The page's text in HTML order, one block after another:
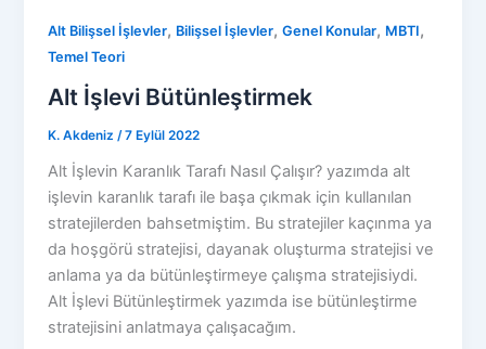
Alt Bilişsel İşlevler, Bilişsel İşlevler,Genel Konular, MBTI,
Temel Teori
Alt İşlevi Bütünleştirmek
K. Akdeniz/7 Eylül 2022
Alt İşlevin Karanlık Tarafı Nasıl Çalışır? yazımda alt
işlevin karanlık tarafı ile başa çıkmak için kullanılan
stratejilerden bahsetmiştim. Bu stratejiler kaçınma ya
da hoşgörü stratejisi, dayanak oluşturma stratejisi ve
anlama ya da bütünleştirmeye çalışma stratejisiydi.
Alt İşlevi Bütünleştirmek yazımda ise bütünleştirme
stratejisini anlatmaya çalışacağım.